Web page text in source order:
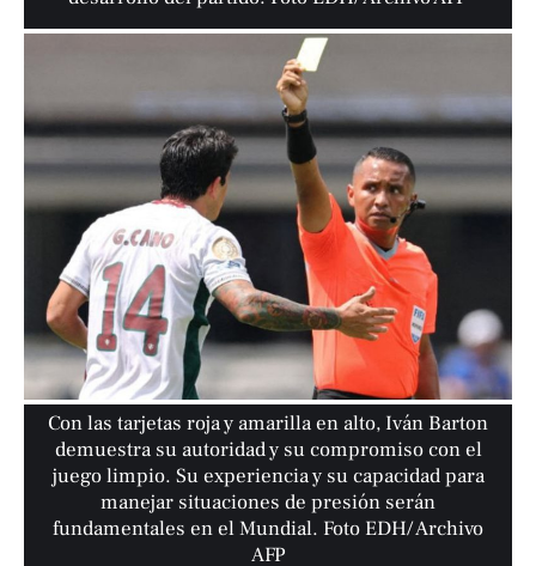
Con las tarjetas roja y amarilla en alto, Iván Barton
demuestra su autoridad y su compromiso con el
juego limpio. Su experiencia y su capacidad para
manejar situaciones de presión serán
fundamentales en el Mundial. Foto EDH/ Archivo
AFP